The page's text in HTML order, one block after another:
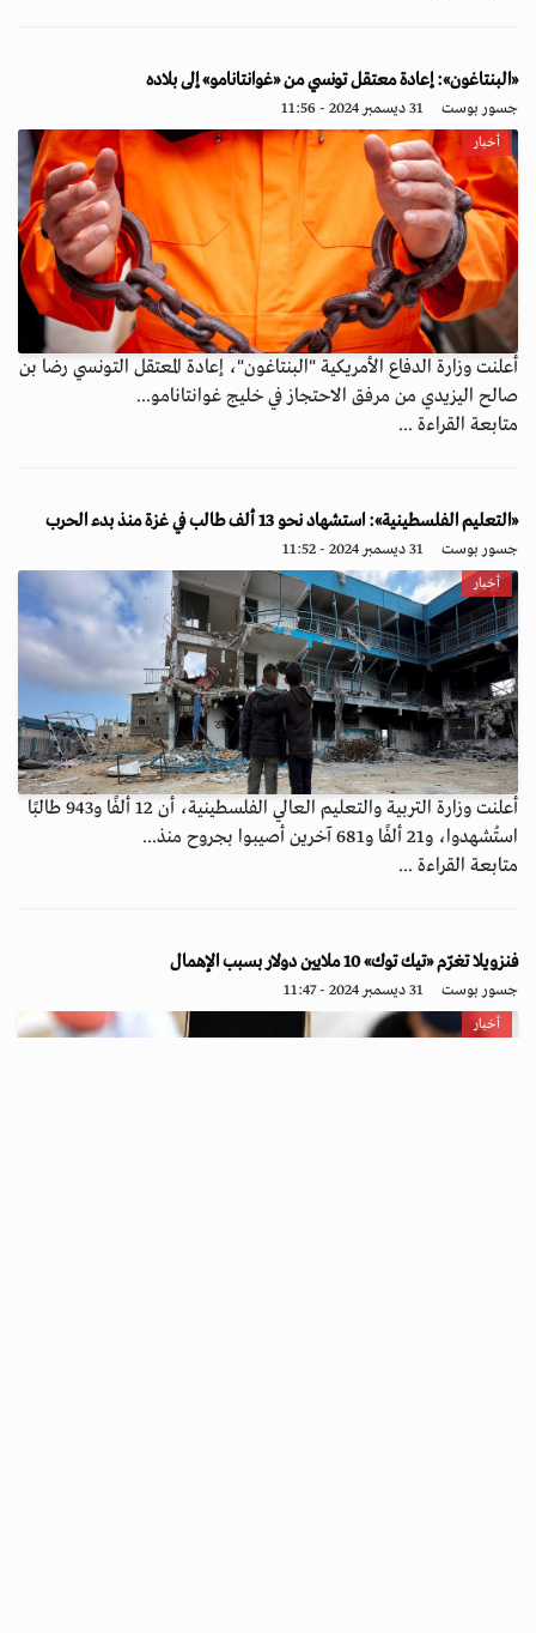
«البنتاغون»: إعادة معتقل تونسي من «غوانتانامو» إلى بلاده
جسور بوست 31 ديسمبر 2024 - 11:56
أخبار
أعلنت وزارة الدفاع الأمريكية "البنتاغون"، إعادة المعتقل التونسي رضا بن
صالح اليزيدي من مرفق الاحتجاز في خليج غوانتانامو...
متابعة القراءة ...
«التعليم الفلسطينية»: استشهاد نحو 13 ألف طالب في غزة منذ بدء الحرب
جسور بوست 31 ديسمبر 2024 - 11:52
أخبار
أعلنت وزارة التربية والتعليم العالي الفلسطينية، أن 12 ألفًا و943 طالبًا
استُشهدوا، و21 ألفًا و681 آخرين أصيبوا بجروح منذ...
متابعة القراءة ...
فنزويلا تغرّم «تيك توك» 10 ملايين دولار بسبب الإهمال
جسور بوست 31 ديسمبر 2024 - 11:47
أخبار